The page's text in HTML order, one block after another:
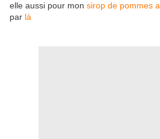
elle aussi pour mon sirop de pommes
par là